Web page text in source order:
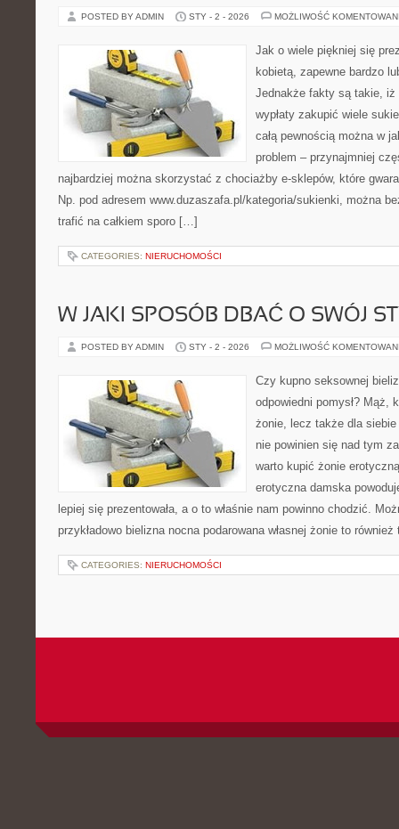
POSTED BY ADMIN STY - 2 - 2026 MOŻLIWOŚĆ
Jak o wiele piękniej się
kobietą, zapewne bardzo
Jednakże fakty są takie, iż
wypłaty zakupić wiele
całą pewnością można w
problem – przynajmniej
najbardziej można skorzystać z chociażby e-sklepów, które
Np. pod adresem www.duzaszafa.pl/kategoria/sukienki, można
trafić na całkiem sporo […]
CATEGORIES: NIERUCHOMOŚCI
W JAKI SPOSÓB DBAĆ O SWÓJ
POSTED BY ADMIN STY - 2 - 2026 MOŻLIWOŚĆ
Czy kupno seksownej
odpowiedni pomysł? Mąż,
żonie, lecz także dla
nie powinien się nad tym
warto kupić żonie
erotyczna damska
lepiej się prezentowała, a o to właśnie nam powinno chodzić.
przykładowo bielizna nocna podarowana własnej żonie to
CATEGORIES: NIERUCHOMOŚCI